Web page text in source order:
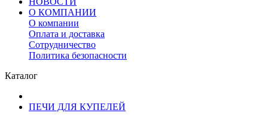
О КОМПАНИИ
О компании
Оплата и доставка
Сотрудничество
​Политика безопасности
Каталог
ПЕЧИ ДЛЯ КУПЕЛЕЙ